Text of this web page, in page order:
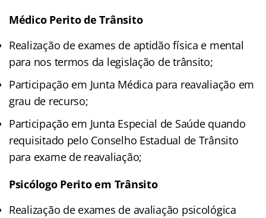
Médico Perito de Trânsito
Realização de exames de aptidão física e mental
para nos termos da legislação de trânsito;
Participação em Junta Médica para reavaliação em
grau de recurso;
Participação em Junta Especial de Saúde quando
requisitado pelo Conselho Estadual de Trânsito
para exame de reavaliação;
Psicólogo Perito em Trânsito
Realização de exames de avaliação psicológica